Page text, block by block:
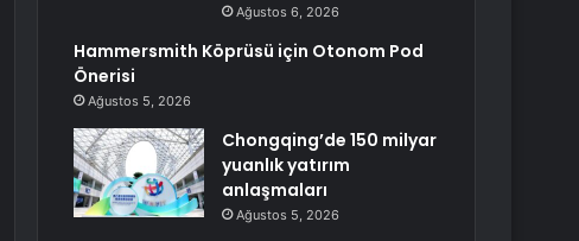
Ağustos 6, 2026
Hammersmith Köprüsü için Otonom Pod
Önerisi
Ağustos 5, 2026
Chongqing’de 150 milyar
yuanlık yatırım
anlaşmaları
Ağustos 5, 2026